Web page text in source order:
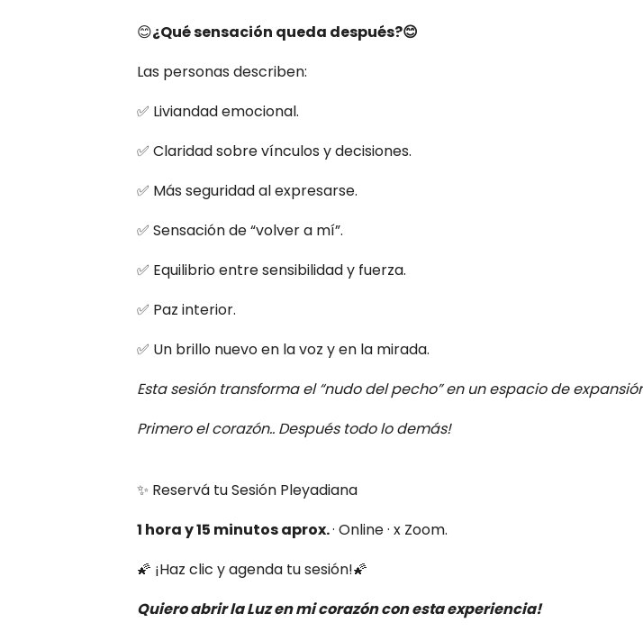
😊¿Qué sensación queda después?😊
Las personas describen:
✅ Liviandad emocional.
✅ Claridad sobre vínculos y decisiones.
✅ Más seguridad al expresarse.
✅ Sensación de “volver a mí”.
✅ Equilibrio entre sensibilidad y fuerza.
✅ Paz interior.
✅ Un brillo nuevo en la voz y en la mirada.
Esta sesión transforma el “nudo del pecho” en un espacio de
Primero el corazón.. Después todo lo demás!
✨ Reservá tu Sesión Pleyadiana
1 hora y 15 minutos aprox.· Online · x Zoom.
🌠 ¡Haz clic y agenda tu sesión!🌠
Quiero abrir la Luz en mi corazón con esta experiencia!